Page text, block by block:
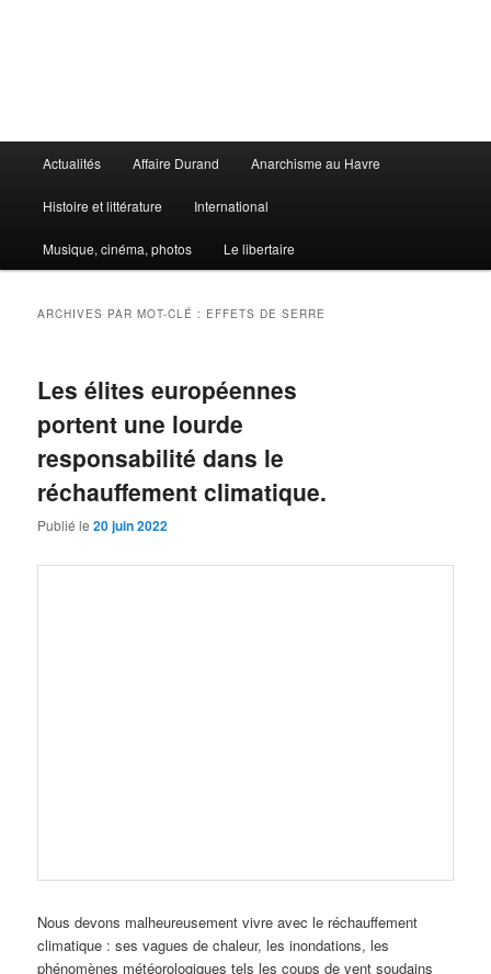
principal
Actualités Affaire Durand Anarchisme au Havre
Histoire et littérature International
Musique, cinéma, photos Le libertaire
ARCHIVES PAR MOT-CLÉ : EFFETS DE SERRE
Les élites européennes
portent une lourde
responsabilité dans le
réchauffement climatique.
Publié le20 juin 2022
Nous devons malheureusement vivre avec le réchauffement
climatique : ses vagues de chaleur, les inondations, les
phénomènes météorologiques tels les coups de vent soudains